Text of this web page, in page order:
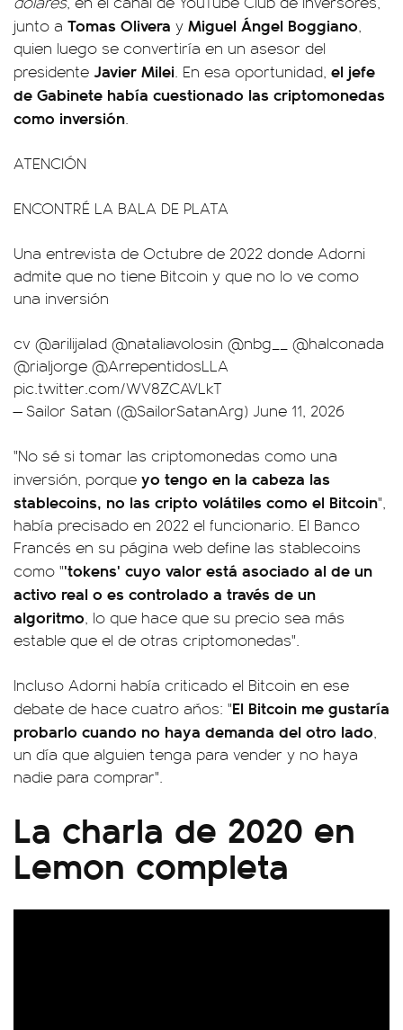
junto a Tomas Olivera y Miguel Ángel Boggiano,
quien luego se convertiría en un asesor del
presidente Javier Milei. En esa oportunidad, el jefe
de Gabinete había cuestionado las criptomonedas
como inversión.
ATENCIÓN
ENCONTRÉ LA BALA DE PLATA
Una entrevista de Octubre de 2022 donde Adorni
admite que no tiene Bitcoin y que no lo ve como
una inversión
cv @arilijalad @nataliavolosin @nbg__
@halconada
@rialjorge @ArrepentidosLLA
pic.twitter.com/WV8ZCAVLkT
— Sailor Satan (@SailorSatanArg) June 11, 2026
"No sé si tomar las criptomonedas como una
inversión, porque yo tengo en la cabeza las
stablecoins, no las cripto volátiles como el Bitcoin",
había precisado en 2022 el funcionario. El Banco
Francés en su página web define las stablecoins
como "'tokens' cuyo valor está asociado al de un
activo real o es controlado a través de un
algoritmo, lo que hace que su precio sea más
estable que el de otras criptomonedas".
Incluso Adorni había criticado el Bitcoin en ese
debate de hace cuatro años: "El Bitcoin me gustaría
probarlo cuando no haya demanda del otro lado,
un día que alguien tenga para vender y no haya
nadie para comprar".
La charla de 2020 en
Lemon completa